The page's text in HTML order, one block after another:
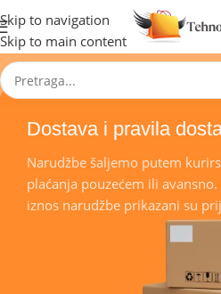
Skip to navigation
Skip to main content
🔥 Pogledajte
Dostava i pravila
Narudžbe šaljemo putem
plaćanja pouzećem ili
iznos narudžbe prikazani su